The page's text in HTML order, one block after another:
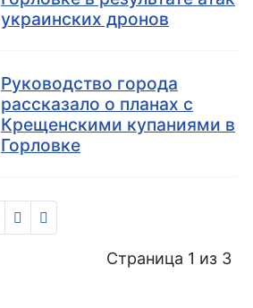
украинских дронов
Руководство города
рассказало о планах с
Крещенскими купаниями в
Горловке
Страница 1 из 3